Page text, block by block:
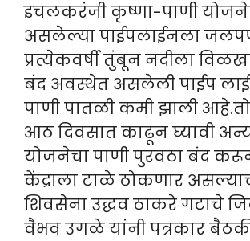
इचलकरंजी कृष्णा-पाणी
असलेल्या पाईपलाईनला
प्रत्येकवर्षी तुंबून नदीला
बंद अवस्थेत असलेली पाईप
पाणी पातळी कमी झाली
आठ दिवसात काढून घ्यावी
योजनेचा पाणी पुरवठा बंद
केंद्राला टाळे ठोकणार
शिवसेना उद्धव ठाकरे गटाचे
वैभव उगळे यांनी पत्रकार